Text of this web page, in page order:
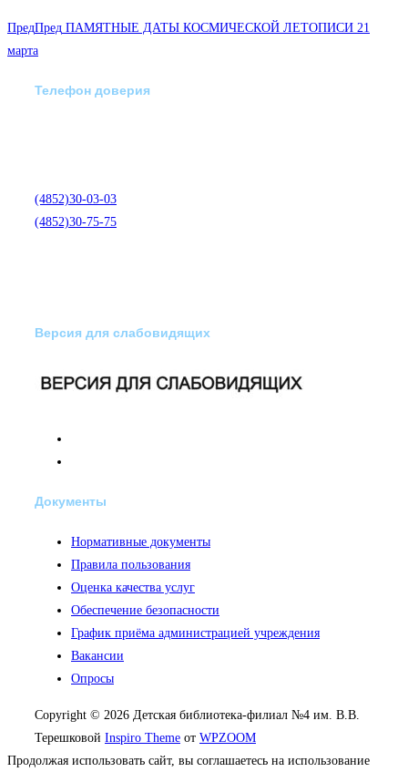
ПредПред ПАМЯТНЫЕ ДАТЫ КОСМИЧЕСКОЙ ЛЕТОПИСИ 21
марта
Телефон доверия
(4852)30-03-03
(4852)30-75-75
Версия для слабовидящих
Документы
Нормативные документы
Правила пользования
Оценка качества услуг
Обеспечение безопасности
График приёма администрацией учреждения
Вакансии
Опросы
Copyright © 2026 Детская библиотека-филиал №4 им. В.В.
Терешковой Inspiro Theme от WPZOOM
Продолжая использовать сайт, вы соглашаетесь на использование